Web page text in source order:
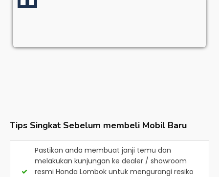
Tips Singkat Sebelum membeli Mobil Baru
Pastikan anda membuat janji temu dan
melakukan kunjungan ke dealer / showroom
resmi Honda Lombok untuk mengurangi resiko